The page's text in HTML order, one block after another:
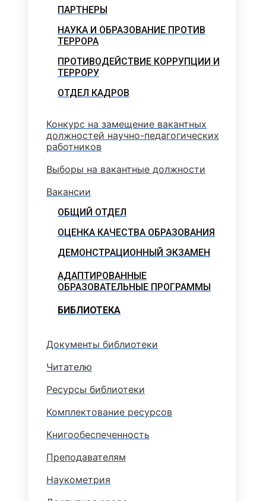
ПАРТНЕРЫ
НАУКА И ОБРАЗОВАНИЕ ПРОТИВ
ТЕРРОРА
ПРОТИВОДЕЙСТВИЕ КОРРУПЦИИ И
ТЕРРОРУ
ОТДЕЛ КАДРОВ
Конкурс на замещение вакантных
должностей научно-педагогических
работников
Выборы на вакантные должности
Вакансии
ОБЩИЙ ОТДЕЛ
ОЦЕНКА КАЧЕСТВА ОБРАЗОВАНИЯ
ДЕМОНСТРАЦИОННЫЙ ЭКЗАМЕН
АДАПТИРОВАННЫЕ
ОБРАЗОВАТЕЛЬНЫЕ ПРОГРАММЫ
БИБЛИОТЕКА
Документы библиотеки
Читателю
Ресурсы библиотеки
Комплектование ресурсов
Книгообеспеченность
Преподавателям
Наукометрия